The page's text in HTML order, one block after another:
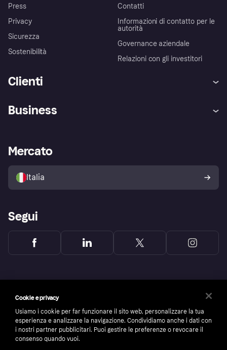
Press
Privacy
Sicurezza
Sostenibilità
Contatti
Informazioni di contatto per le
autorità
Governance aziendale
Relazioni con gli investitori
Clienti
Esplora i negozi
Politica di protezione
dell'acquirente Klarna
Business
Accesso aziende
Mercato
Italia
Segui
Cookie e privacy
Usiamo i cookie per far funzionare il sito web, personalizzare la tua
esperienza e analizzare la navigazione. Condividiamo anche i dati con
i nostri partner pubblicitari. Puoi gestire le preferenze o revocare il
consenso quando vuoi.